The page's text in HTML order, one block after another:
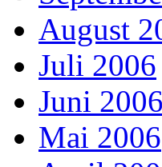
August
Juli 2006
Juni 2006
Mai 2006